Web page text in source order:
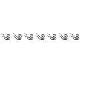
༄ ༄ ༄ ༄ ༄ ༄